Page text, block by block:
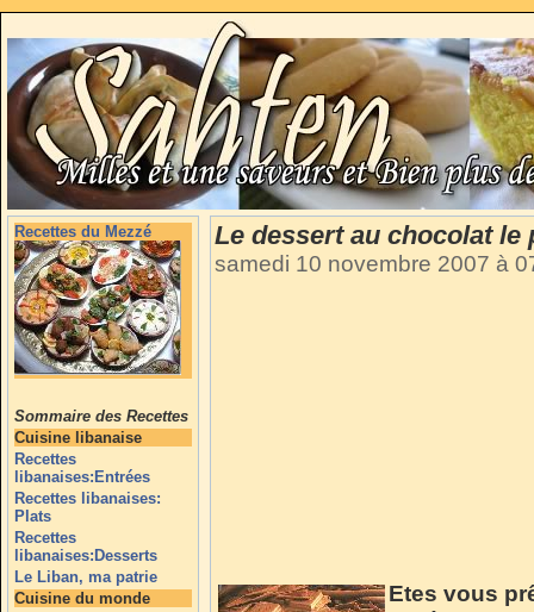
Recettes du Mezzé
Sommaire des Recettes
Cuisine libanaise
Recettes
libanaises:Entrées
Recettes libanaises:
Plats
Recettes
libanaises:Desserts
Le Liban, ma patrie
Cuisine du monde
Le dessert au chocolat le
samedi 10 novembre 2007 à
Etes vous